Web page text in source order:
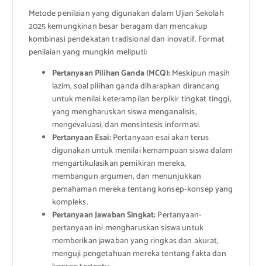
Metode penilaian yang digunakan dalam Ujian Sekolah
2025 kemungkinan besar beragam dan mencakup
kombinasi pendekatan tradisional dan inovatif. Format
penilaian yang mungkin meliputi:
Pertanyaan Pilihan Ganda (MCQ):Meskipun masih
lazim, soal pilihan ganda diharapkan dirancang
untuk menilai keterampilan berpikir tingkat tinggi,
yang mengharuskan siswa menganalisis,
mengevaluasi, dan mensintesis informasi.
Pertanyaan Esai:Pertanyaan esai akan terus
digunakan untuk menilai kemampuan siswa dalam
mengartikulasikan pemikiran mereka,
membangun argumen, dan menunjukkan
pemahaman mereka tentang konsep-konsep yang
kompleks.
Pertanyaan Jawaban Singkat:Pertanyaan-
pertanyaan ini mengharuskan siswa untuk
memberikan jawaban yang ringkas dan akurat,
menguji pengetahuan mereka tentang fakta dan